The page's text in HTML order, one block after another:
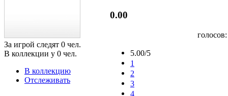
За игрой следят 0 чел.
В коллекции у 0 чел.
В коллекцию
Отслеживать
0.00
5.00/5
1
2
3
4